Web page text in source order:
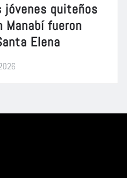
jóvenes quiteños
Manabí fueron
Elena